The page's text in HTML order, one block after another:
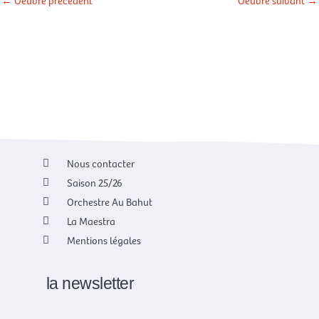
Nous contacter
Saison 25/26
Orchestre Au Bahut
La Maestra
Mentions légales
la newsletter